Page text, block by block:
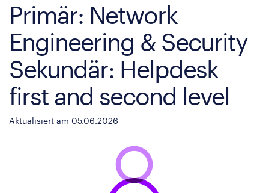
Primär: Network
Engineering & Security
Sekundär: Helpdesk
first and second level
Aktualisiert am 05.06.2026